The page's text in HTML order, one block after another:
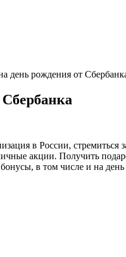
день рождения от
в России,
акции. Получить
в том числе и на